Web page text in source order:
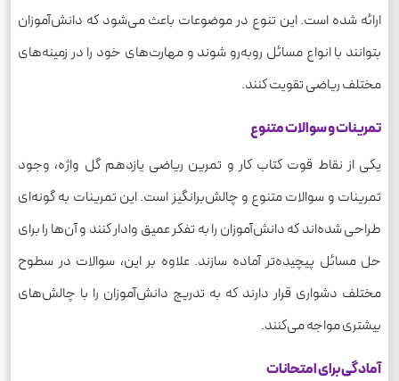
ارائه شده است. این تنوع در موضوعات باعث می‌شود که دانش‌آموزان
بتوانند با انواع مسائل روبه‌رو شوند و مهارت‌های خود را در زمینه‌های
مختلف ریاضی تقویت کنند.
تمرینات و سوالات متنوع
یکی از نقاط قوت کتاب کار و تمرین ریاضی یازدهم گل واژه، وجود
تمرینات و سوالات متنوع و چالش‌برانگیز است. این تمرینات به گونه‌ای
طراحی شده‌اند که دانش‌آموزان را به تفکر عمیق وادار کنند و آن‌ها را برای
حل مسائل پیچیده‌تر آماده سازند. علاوه بر این، سوالات در سطوح
مختلف دشواری قرار دارند که به تدریج دانش‌آموزان را با چالش‌های
بیشتری مواجه می‌کنند.
آمادگی برای امتحانات